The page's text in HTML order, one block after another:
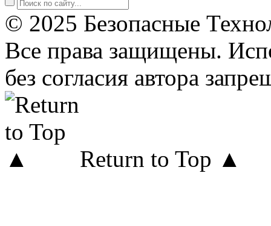
© 2025 Безопасные
Все права защищены.
без согласия автора
Return to Top ▲